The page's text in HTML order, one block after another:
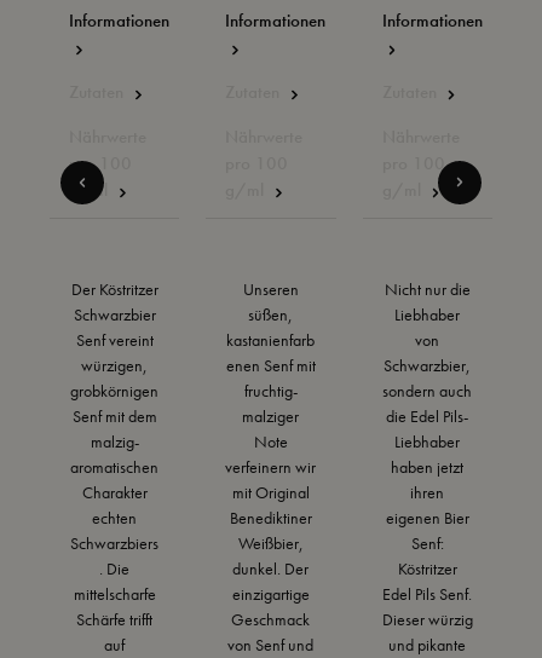
Informationen
pro 100
g/ml
Der Köstritzer
Schwarzbier
Senf vereint
würzigen,
grobkörnigen
Senf mit dem
malzig-
aromatischen
Charakter
echten
Schwarzbiers
. Die
mittelscharfe
Schärfe trifft
auf
er Senf
Informationen
Unseren
süßen,
kastanienfarb
enen Senf mit
fruchtig-
malziger
Note
verfeinern wir
mit Original
Benediktiner
Weißbier,
dunkel. Der
einzigartige
Geschmack
von Senf und
Informationen
pro 100
Nicht nur die
Liebhaber
von
Schwarzbier,
sondern auch
die Edel Pils-
Liebhaber
haben jetzt
ihren
eigenen Bier
Senf:
Köstritzer
Edel Pils Senf.
Dieser würzig
und pikante